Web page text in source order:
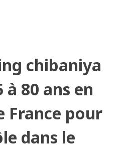
chibaniya
à 80 ans en
France pour
dans le